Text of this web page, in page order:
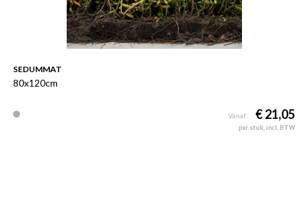
SEDUMMAT
80x120cm
Vanaf: € 21,05
per stuk, incl. BTW